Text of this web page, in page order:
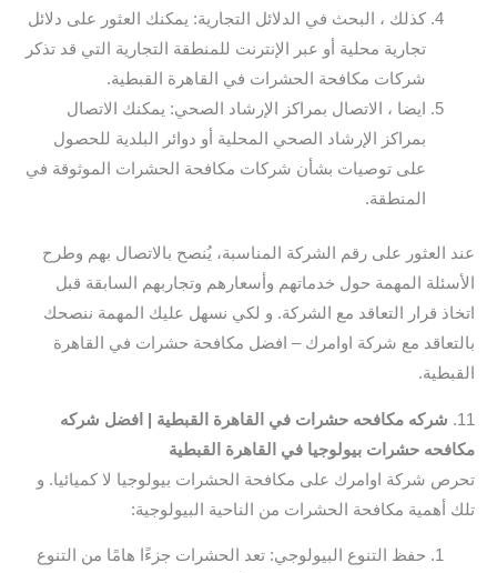
كذلك ، البحث في الدلائل التجارية: يمكنك العثور على دلائل
تجارية محلية أو عبر الإنترنت للمنطقة التجارية التي قد تذكر
شركات مكافحة الحشرات في القاهرة القبطية.
ايضا ، الاتصال بمراكز الإرشاد الصحي: يمكنك الاتصال
بمراكز الإرشاد الصحي المحلية أو دوائر البلدية للحصول
على توصيات بشأن شركات مكافحة الحشرات الموثوقة في
المنطقة.
عند العثور على رقم الشركة المناسبة، يُنصح بالاتصال بهم وطرح
الأسئلة المهمة حول خدماتهم وأسعارهم وتجاربهم السابقة قبل
اتخاذ قرار التعاقد مع الشركة. و لكي نسهل عليك المهمة ننصحك
بالتعاقد مع شركة اوامرك – افضل مكافحة حشرات في القاهرة
القبطية.
11.
شركه مكافحه حشرات في القاهرة القبطية | افضل شركه
مكافحه حشرات بيولوجيا في القاهرة القبطية
تحرص شركة اوامرك على مكافحة الحشرات بيولوجيا لا كميائيا. و
تلك أهمية مكافحة الحشرات من الناحية البيولوجية:
حفظ التنوع البيولوجي: تعد الحشرات جزءًا هامًا من التنوع